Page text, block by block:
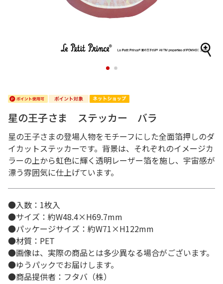
1 2
星の王子さま ステッカー バラ
星の王子さまの登場人物をモチーフにした全面箔押しのダ
イカットステッカーです。背景は、それぞれのイメージカ
ラーの上から虹色に輝く透明レーザー箔を施し、宇宙感が
漂う雰囲気に仕上げています。
●入数：1枚入
●サイズ：約W48.4×H69.7mm
●パッケージサイズ：約W71×H122mm
●材質：PET
●画像は、実際の商品とは多少異なる場合がございます。
●ゆうパックでお届けします。
●商品提供者：フタバ（株）